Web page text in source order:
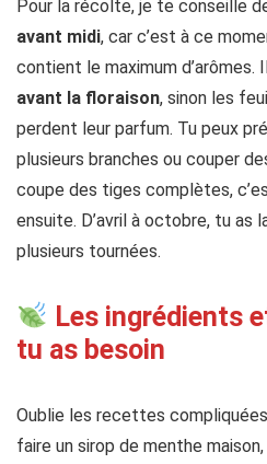
Pour la récolte, je te conseille
avant midi, car c’est à ce
contient le maximum d’arômes.
avant la floraison, sinon les
perdent leur parfum. Tu peux
plusieurs branches ou couper
coupe des tiges complètes,
ensuite. D’avril à octobre, tu as
plusieurs tournées.
Les ingrédients
tu as besoin
Oublie les recettes
faire un sirop de menthe